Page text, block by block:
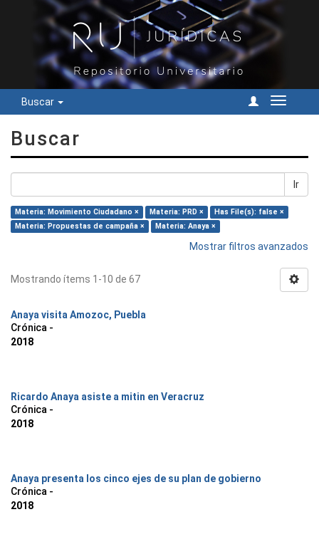
Buscar
Cambiar
Buscar
Ir
Materia: Movimiento Ciudadano × Materia: PRD ×
Has File(s): false ×
Materia: Propuestas de campaña ×
Materia: Anaya ×
Mostrar filtros avanzados
Mostrando ítems 1-10 de 67
Anaya visita Amozoc, Puebla
Crónica -
2018
Ricardo Anaya asiste a mitin en Veracruz
Crónica -
2018
Anaya presenta los cinco ejes de su plan de gobierno
Crónica -
2018